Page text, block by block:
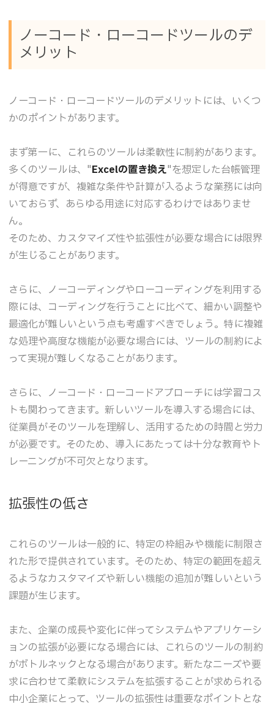
ノーコード・ローコードツールのデ
メリット
ノーコード・ローコードツールのデメリットには、いくつ
かのポイントがあります。
まず第一に、これらのツールは柔軟性に制約があります。
多くのツールは、"Excelの置き換え"を想定した台帳管理
が得意ですが、複雑な条件や計算が入るような業務には向
いておらず、あらゆる用途に対応するわけではありませ
ん。
そのため、カスタマイズ性や拡張性が必要な場合には限界
が生じることがあります。
さらに、ノーコーディングやローコーディングを利用する
際には、コーディングを行うことに比べて、細かい調整や
最適化が難しいという点も考慮すべきでしょう。特に複雑
な処理や高度な機能が必要な場合には、ツールの制約によ
って実現が難しくなることがあります。
さらに、ノーコード・ローコードアプローチには学習コス
トも関わってきます。新しいツールを導入する場合には、
従業員がそのツールを理解し、活用するための時間と労力
が必要です。そのため、導入にあたっては十分な教育やト
レーニングが不可欠となります。
拡張性の低さ
これらのツールは一般的に、特定の枠組みや機能に制限さ
れた形で提供されています。そのため、特定の範囲を超え
るようなカスタマイズや新しい機能の追加が難しいという
課題が生じます。
また、企業の成長や変化に伴ってシステムやアプリケーシ
ョンの拡張が必要になる場合には、これらのツールの制約
がボトルネックとなる場合があります。新たなニーズや要
求に合わせて柔軟にシステムを拡張することが求められる
中小企業にとって、ツールの拡張性は重要なポイントとな